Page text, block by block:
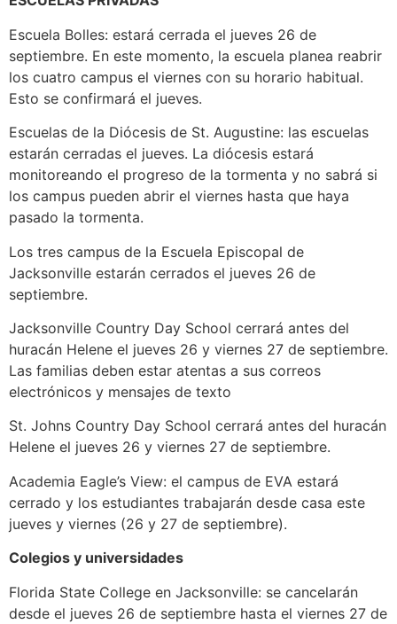
Escuela Bolles: estará cerrada el jueves 26 de
septiembre. En este momento, la escuela planea reabrir
los cuatro campus el viernes con su horario habitual.
Esto se confirmará el jueves.
Escuelas de la Diócesis de St. Augustine: las escuelas
estarán cerradas el jueves. La diócesis estará
monitoreando el progreso de la tormenta y no sabrá si
los campus pueden abrir el viernes hasta que haya
pasado la tormenta.
Los tres campus de la Escuela Episcopal de
Jacksonville estarán cerrados el jueves 26 de
septiembre.
Jacksonville Country Day School cerrará antes del
huracán Helene el jueves 26 y viernes 27 de septiembre.
Las familias deben estar atentas a sus correos
electrónicos y mensajes de texto
St. Johns Country Day School cerrará antes del huracán
Helene el jueves 26 y viernes 27 de septiembre.
Academia Eagle’s View: el campus de EVA estará
cerrado y los estudiantes trabajarán desde casa este
jueves y viernes (26 y 27 de septiembre).
Colegios y universidades
Florida State College en Jacksonville: se cancelarán
desde el jueves 26 de septiembre hasta el viernes 27 de